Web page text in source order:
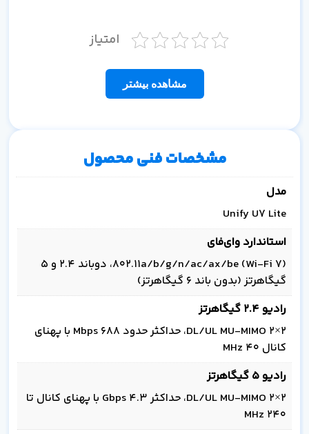
امتیاز
مشاهده بیشتر
مشخصات فنی محصول
مدل
Unify U7 Lite
استاندارد وای‌فای
802.11a/b/g/n/ac/ax/be (Wi‑Fi 7)، دوباند 2.4 و 5
گیگاهرتز (بدون باند ۶ گیگاهرتز)
رادیو 2.4 گیگاهرتز
2×2 DL/UL MU‑MIMO، حداکثر حدود 688 Mbps با پهنای
کانال 40 MHz
رادیو 5 گیگاهرتز
2×2 DL/UL MU‑MIMO، حداکثر 4.3 Gbps با پهنای کانال تا
240 MHz